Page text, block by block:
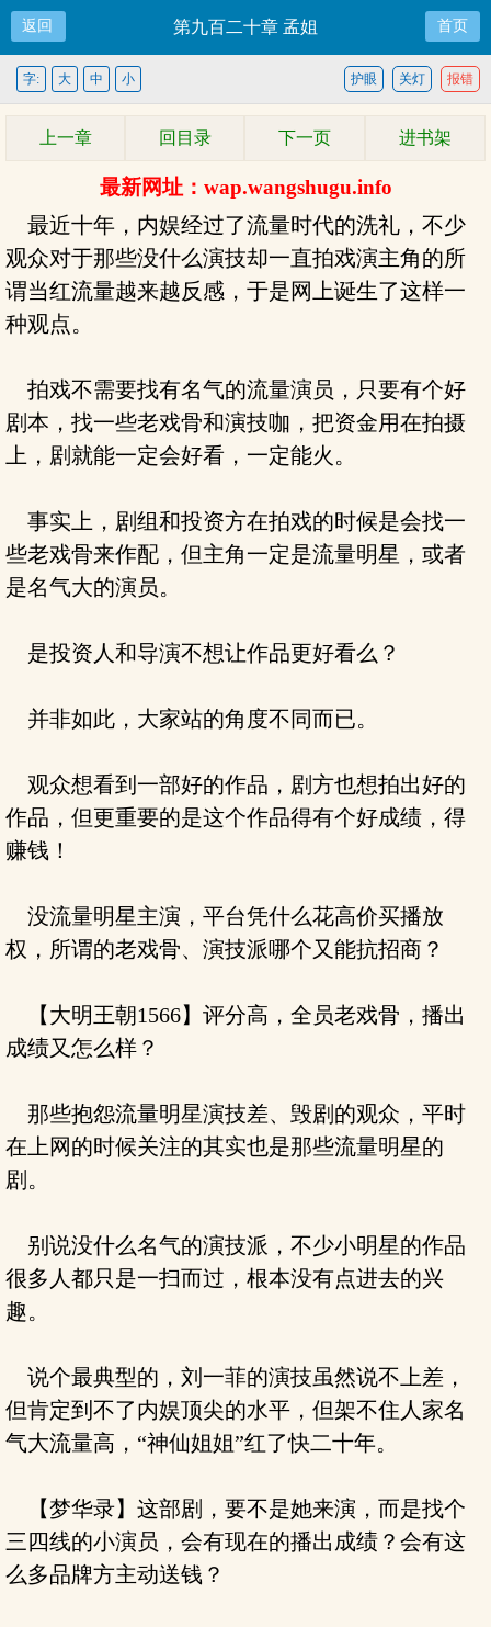
返回 第九百二十章 孟姐 首页
报错
关灯
护眼
字: 大 中 小
上一章 回目录 下一页 进书架
最新网址：wap.wangshugu.info
最近十年，内娱经过了流量时代的洗礼，不少
观众对于那些没什么演技却一直拍戏演主角的所
谓当红流量越来越反感，于是网上诞生了这样一
种观点。
拍戏不需要找有名气的流量演员，只要有个好
剧本，找一些老戏骨和演技咖，把资金用在拍摄
上，剧就能一定会好看，一定能火。
事实上，剧组和投资方在拍戏的时候是会找一
些老戏骨来作配，但主角一定是流量明星，或者
是名气大的演员。
是投资人和导演不想让作品更好看么？
并非如此，大家站的角度不同而已。
观众想看到一部好的作品，剧方也想拍出好的
作品，但更重要的是这个作品得有个好成绩，得
赚钱！
没流量明星主演，平台凭什么花高价买播放
权，所谓的老戏骨、演技派哪个又能抗招商？
【大明王朝1566】评分高，全员老戏骨，播出
成绩又怎么样？
那些抱怨流量明星演技差、毁剧的观众，平时
在上网的时候关注的其实也是那些流量明星的
剧。
别说没什么名气的演技派，不少小明星的作品
很多人都只是一扫而过，根本没有点进去的兴
趣。
说个最典型的，刘一菲的演技虽然说不上差，
但肯定到不了内娱顶尖的水平，但架不住人家名
气大流量高，“神仙姐姐”红了快二十年。
【梦华录】这部剧，要不是她来演，而是找个
三四线的小演员，会有现在的播出成绩？会有这
么多品牌方主动送钱？